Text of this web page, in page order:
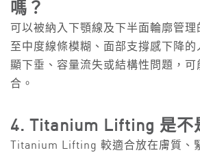
嗎？
可以被納入下顎線及下半面輪廓管
至中度線條模糊、面部支撐感下降的
顯下垂、容量流失或結構性問題，
合。
4. Titanium Lifting 是不
Titanium Lifting 較適合放在膚質、